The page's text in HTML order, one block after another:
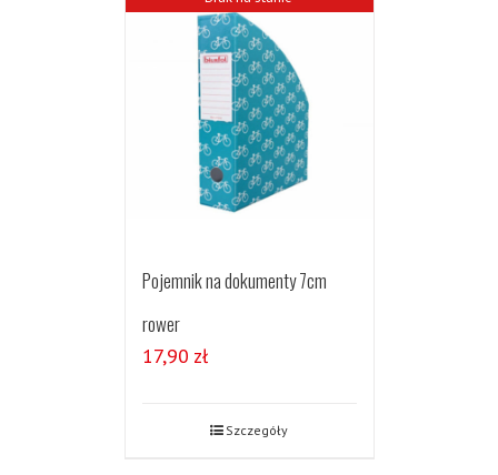
Pojemnik na dokumenty 7cm
rower
17,90 zł
Szczegóły